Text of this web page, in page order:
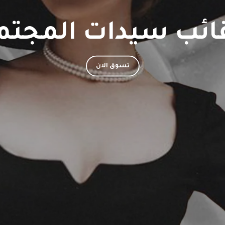
تسوق قطع سيدات وسادة المجتمع
سيدات
تسوق الان
ساعات الليدي تسعين